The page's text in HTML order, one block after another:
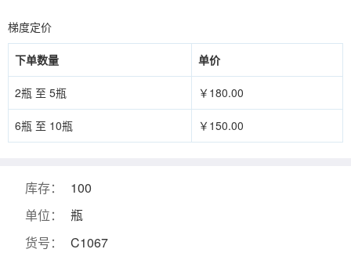
梯度定价
下单数量 单价
2瓶 至 5瓶 ￥180.00
6瓶 至 10瓶 ￥150.00
库存：
100
单位：
瓶
货号：
C1067